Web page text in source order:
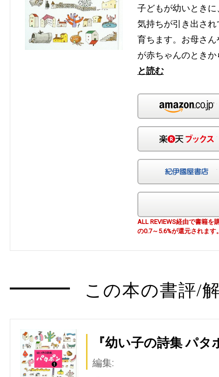
子どもが幼いとき
気持ちが引き出さ
育ちます。お母さ
が赤ちゃんのとき
と読む
ALL REVIEWS経由で書籍
の0.7～5.6%が還元されます
この本の書評/
『幼い子の詩集 パ
編集: